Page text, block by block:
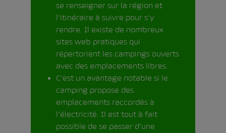
se renseigner sur la région et
l’itinéraire à suivre pour s’y
rendre. Il existe de nombreux
sites web pratiques qui
répertorient les campings ouverts
avec des emplacements libres.
C’est un avantage notable si le
camping propose des
emplacements raccordés à
l’électricité. Il est tout à fait
possible de se passer d’une